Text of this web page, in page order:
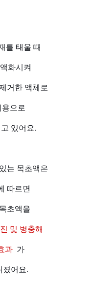
를 태울 때
화시켜
거한 액체로
으로
있어요.
는 목초액은
따르면
초액을
및 병충해
과 가
졌어요.